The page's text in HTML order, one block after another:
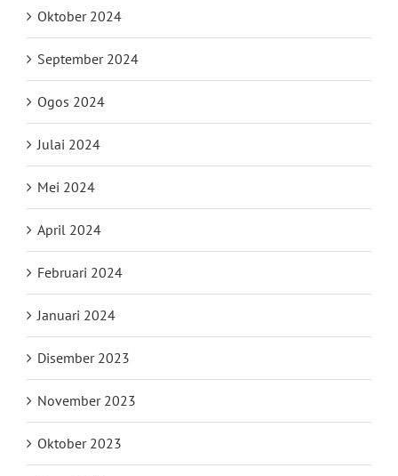
Oktober 2024
September 2024
Ogos 2024
Julai 2024
Mei 2024
April 2024
Februari 2024
Januari 2024
Disember 2023
November 2023
Oktober 2023